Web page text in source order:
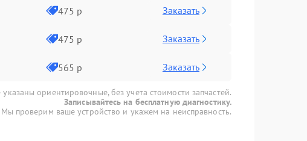
475 р Заказать
475 р Заказать
565 р Заказать
ориентировочные, без учета стоимости запчастей.
Записывайтесь на бесплатную диагностику.
Мы проверим ваше устройство и укажем на неисправность.